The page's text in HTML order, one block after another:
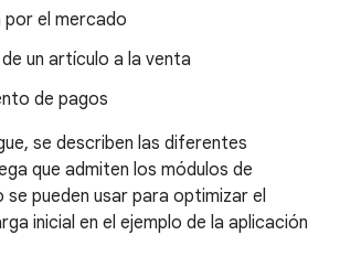
por el mercado
un artículo a la venta
de pagos
se describen las diferentes
que admiten los módulos de
se pueden usar para optimizar el
inicial en el ejemplo de la aplicación